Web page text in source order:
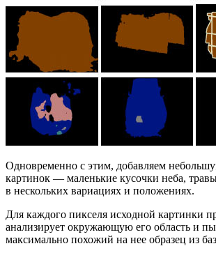
Одновременно с этим, добавляем
картинок — маленькие кусочки неба,
в нескольких вариациях и положениях.
Для каждого пикселя исходной картинки
анализирует окружающую его область и
максимально похожий на нее образец из